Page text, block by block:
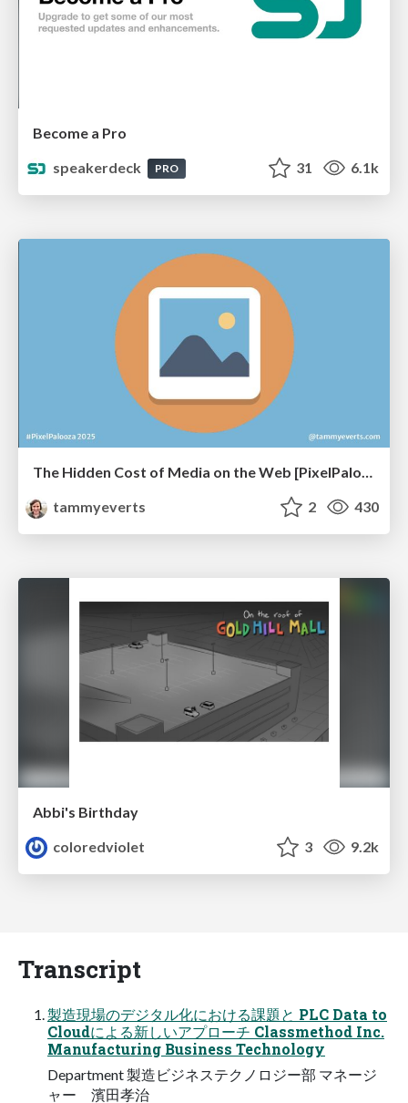
Become a Pro
speakerdeck
PRO 31 6.1k
The Hidden Cost of Media on the Web [PixelPalooza 2025]
tammyeverts
2 430
Abbi's Birthday
coloredviolet
3 9.2k
Transcript
製造現場のデジタル化における課題と PLC Data to
Cloudによる新しいアプローチ Classmethod Inc.
Manufacturing Business Technology
Department 製造ビジネステクノロジー部 マネージ
ャー 濱田孝治